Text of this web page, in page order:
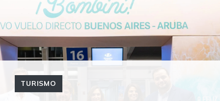
TURISMO